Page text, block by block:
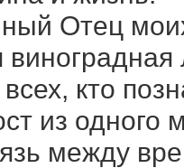
Отец
кто
из одного
между